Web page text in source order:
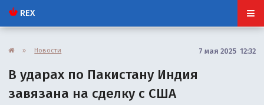
REX
» Новости 7 мая 2025 12:32
В ударах по Пакистану Индия
завязана на сделку с США